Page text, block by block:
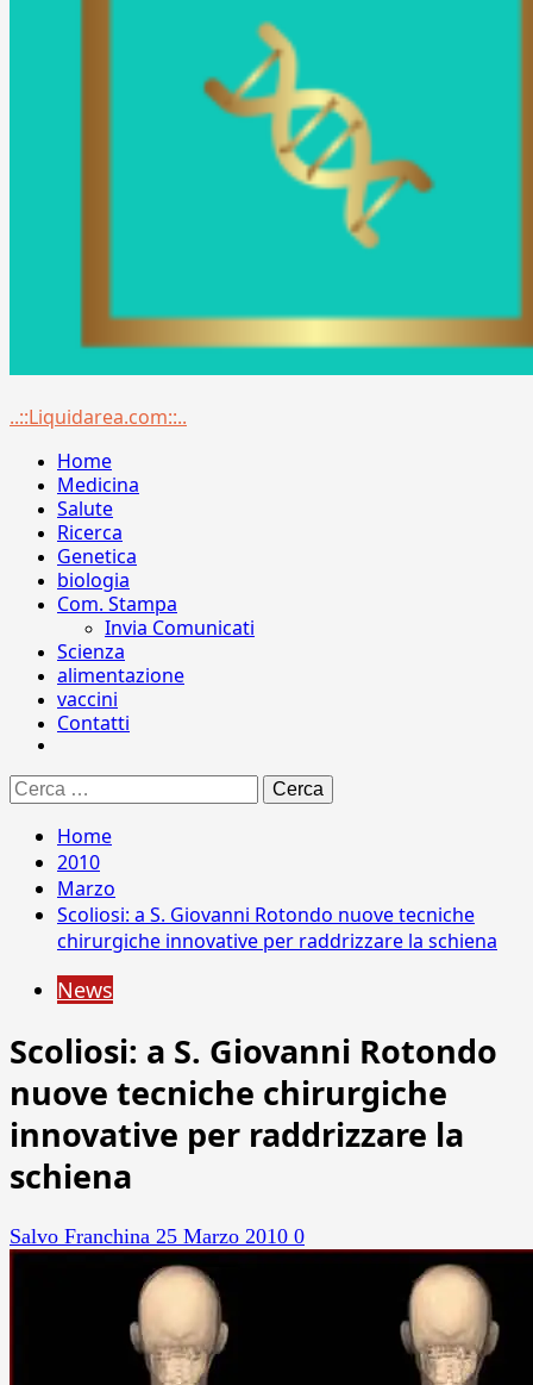
Menu
..::Liquidarea.com::..
Home
Medicina
Salute
Ricerca
Genetica
biologia
Com. Stampa
Invia Comunicati
Scienza
alimentazione
vaccini
Contatti
Ricerca
per:
Home
2010
Marzo
Scoliosi: a S. Giovanni Rotondo nuove tecniche
chirurgiche innovative per raddrizzare la schiena
News
Scoliosi: a S. Giovanni Rotondo
nuove tecniche chirurgiche
innovative per raddrizzare la
schiena
Salvo Franchina 25 Marzo 2010 0